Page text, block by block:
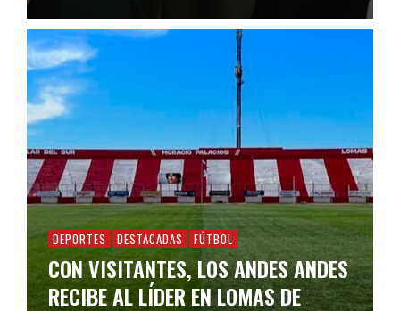
DEPORTES DESTACADAS FÚTBOL
CON VISITANTES, LOS ANDES ANDES
RECIBE AL LÍDER EN LOMAS DE